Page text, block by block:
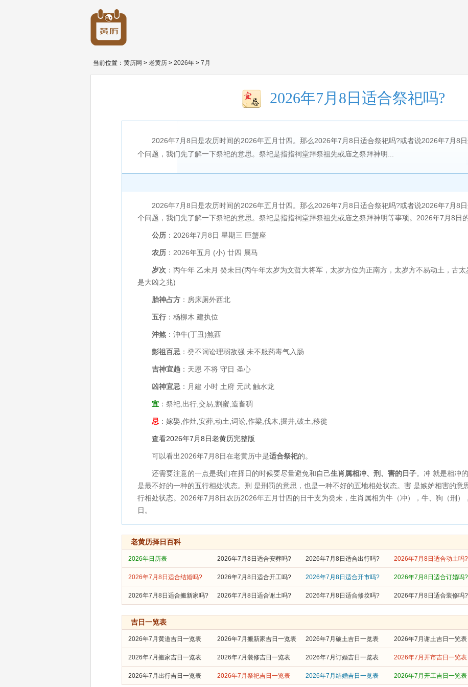
当前位置： 黄历网 > 老黄历 > 2026年 > 7月
2026年7月8日适合祭祀吗?
2026年7月8日是农历时间的2026年五月廿四。那么2026年7月8日适合祭祀吗?或者说2026年7月8
个问题，我们先了解一下祭祀的意思。祭祀是指指祠堂拜祭祖先或庙之祭拜神明...
2026年7月8日是农历时间的2026年五月廿四。那么2026年7月8日适合祭祀吗?或者说2026年7月8
个问题，我们先了解一下祭祀的意思。祭祀是指指祠堂拜祭祖先或庙之祭拜神明等事项。2026年7月8日
公历 ：2026年7月8日 星期三 巨蟹座
农历 ：2026年五月 (小) 廿四 属马
岁次 ：丙午年 乙未月 癸未日(丙午年太岁为文哲大将军，太岁方位为正南方，太岁方不易动土，古
是大凶之兆)
胎神占方 ：房床厕外西北
五行 ：杨柳木 建执位
沖煞 ：沖牛(丁丑)煞西
彭祖百忌 ：癸不词讼理弱敌强 未不服药毒气入肠
吉神宜趋 ：天恩 不将 守日 圣心
凶神宜忌 ：月建 小时 土府 元武 触水龙
宜 ：祭祀,出行,交易,割蜜,造畜稠
忌 ：嫁娶,作灶,安葬,动土,词讼,作梁,伐木,掘井,破土,移徙
查看2026年7月8日老黄历完整版
可以看出2026年7月8日在老黄历中是适合祭祀的。
还需要注意的一点是我们在择日的时候要尽量避免和自己生肖属相冲、刑、害的日子。冲 就是相冲
是最不好的一种的五行相处状态。刑 是刑罚的意思，也是一种不好的五地相处状态。害 是嫉妒相害的意
行相处状态。2026年7月8日农历2026年五月廿四的日干支为癸未，生肖属相为牛（冲），牛、狗（刑）
日。
老黄历择日百科
2026年日历表 2026年7月8日适合安葬吗? 2026年7月8日适合出行吗? 2026年7月8日适合动土吗?
2026年7月8日适合结婚吗? 2026年7月8日适合开工吗? 2026年7月8日适合开市吗? 2026年7月8日适合订婚吗?
2026年7月8日适合搬新家吗? 2026年7月8日适合谢土吗? 2026年7月8日适合修坟吗? 2026年7月8日适合装修吗?
吉日一览表
2026年7月黄道吉日一览表 2026年7月搬新家吉日一览表 2026年7月破土吉日一览表 2026年7月谢土吉日一览表
2026年7月搬家吉日一览表 2026年7月装修吉日一览表 2026年7月订婚吉日一览表 2026年7月开市吉日一览表
2026年7月出行吉日一览表 2026年7月祭祀吉日一览表 2026年7月结婚吉日一览表 2026年7月开工吉日一览表